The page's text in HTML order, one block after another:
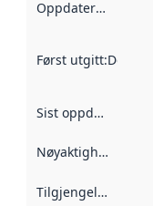
Oppdateringsfrekvens
Først utgitt:
Sist oppdatert
Nøyaktighet
Tilgjengelighet